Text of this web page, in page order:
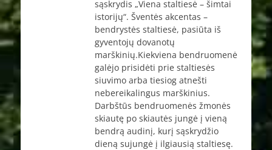
sąskrydis „Viena staltiesė – šimtai
istorijų“. Šventės akcentas –
bendrystės staltiesė, pasiūta iš
gyventojų dovanotų
marškinių.Kiekviena bendruomenė
galėjo prisidėti prie staltiesės
siuvimo arba tiesiog atnešti
nebereikalingus marškinius.
Darbštūs bendruomenės žmonės
skiautę po skiautės jungė į vieną
bendrą audinį, kurį sąskrydžio
dieną sujungė į ilgiausią staltiesę.